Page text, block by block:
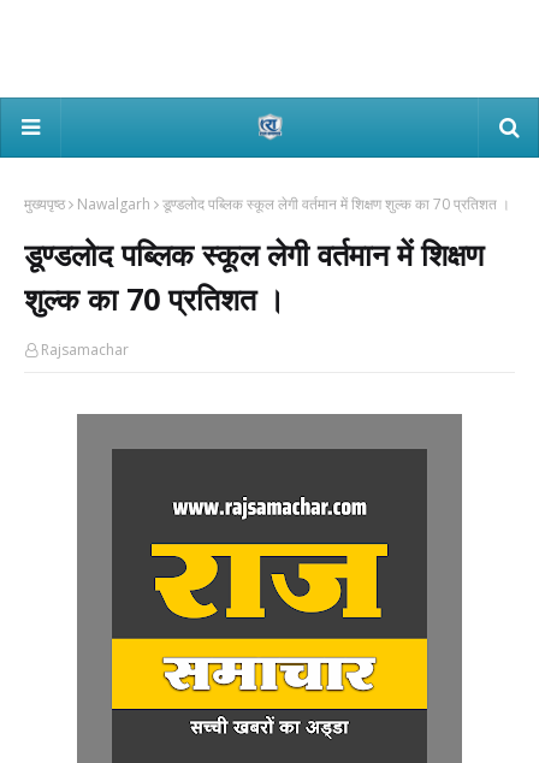
मुख्यपृष्ठ Nawalgarh डूण्डलोद पब्लिक स्कूल लेगी वर्तमान में शिक्षण शुल्क का 70 प्रतिशत ।
डूण्डलोद पब्लिक स्कूल लेगी वर्तमान में शिक्षण
शुल्क का 70 प्रतिशत ।
Rajsamachar